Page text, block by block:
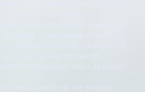
et qu’elle subit les marchés
États du monde ont une politique